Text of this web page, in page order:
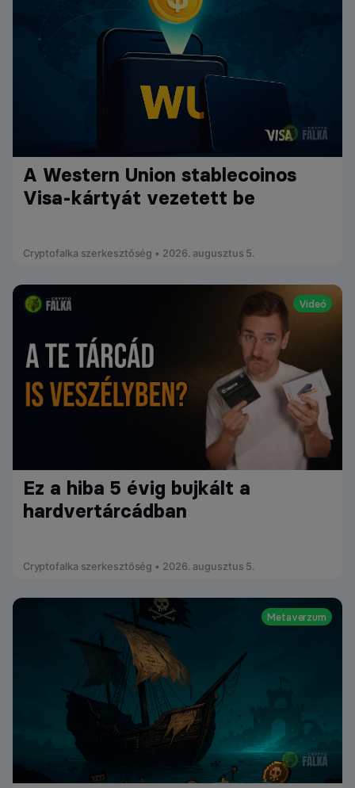
A Western Union stablecoinos
Visa-kártyát vezetett be
Cryptofalka szerkesztőség • 2026. augusztus 5.
Videó
Ez a hiba 5 évig bujkált a
hardvertárcádban
Cryptofalka szerkesztőség • 2026. augusztus 5.
Metaverzum